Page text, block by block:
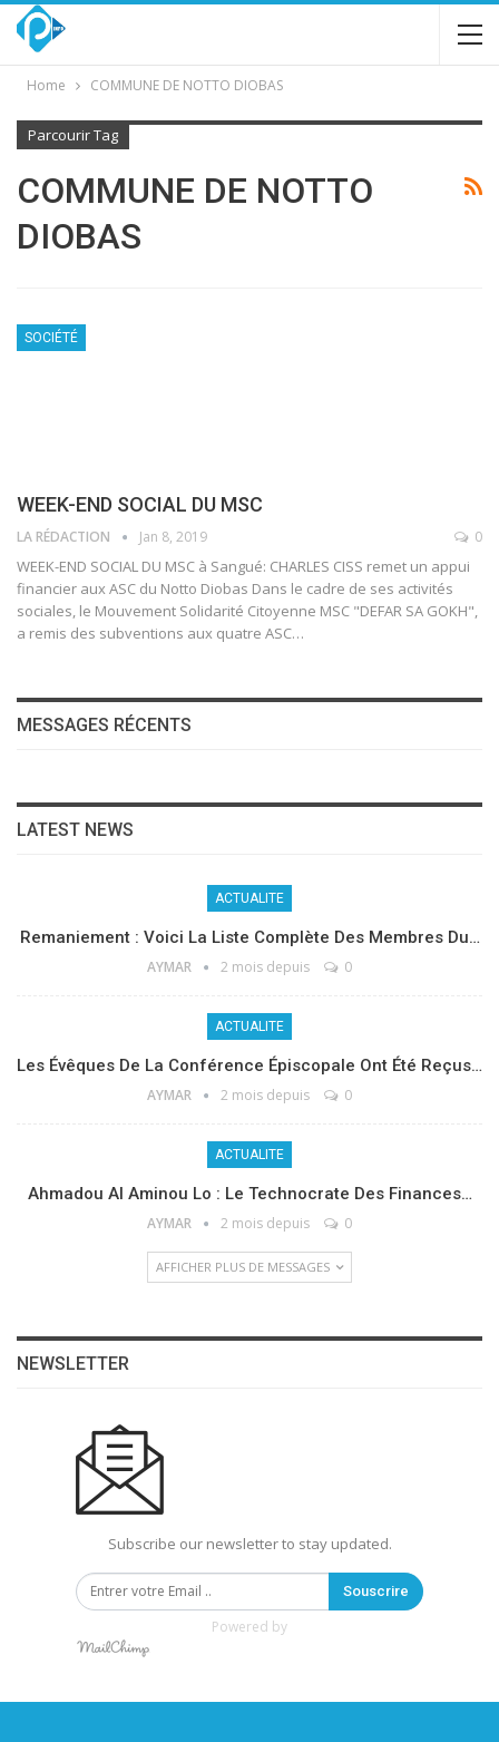
Home COMMUNE DE NOTTO DIOBAS
Parcourir Tag
COMMUNE DE NOTTO
DIOBAS
SOCIÉTÉ
WEEK-END SOCIAL DU MSC
LA RÉDACTION Jan 8, 2019 0
WEEK-END SOCIAL DU MSC à Sangué: CHARLES CISS remet un appui
financier aux ASC du Notto Diobas Dans le cadre de ses activités
sociales, le Mouvement Solidarité Citoyenne MSC "DEFAR SA GOKH",
a remis des subventions aux quatre ASC…
MESSAGES RÉCENTS
LATEST NEWS
ACTUALITE
Remaniement : Voici La Liste Complète Des Membres Du…
AYMAR 2 mois depuis 0
ACTUALITE
Les Évêques De La Conférence Épiscopale Ont Été Reçus…
AYMAR 2 mois depuis 0
ACTUALITE
Ahmadou Al Aminou Lo : Le Technocrate Des Finances…
AYMAR 2 mois depuis 0
AFFICHER PLUS DE MESSAGES
NEWSLETTER
Subscribe our newsletter to stay updated.
Souscrire
Powered by